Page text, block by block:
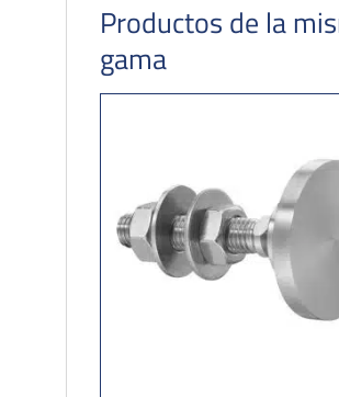
Productos de la
gama